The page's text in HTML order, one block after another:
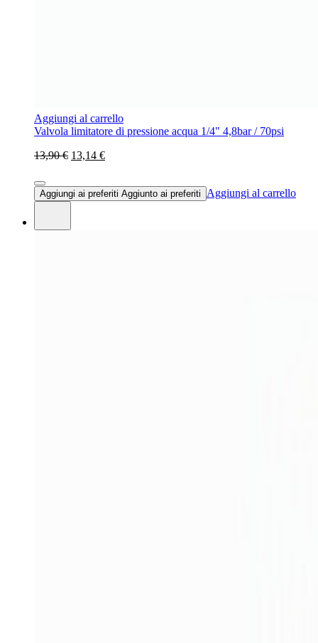
Aggiungi al carrello
Valvola limitatore di pressione acqua 1/4" 4,8bar / 70psi
13,90 € 13,14 €
Aggiungi ai preferiti Aggiunto ai preferiti Aggiungi al carrello